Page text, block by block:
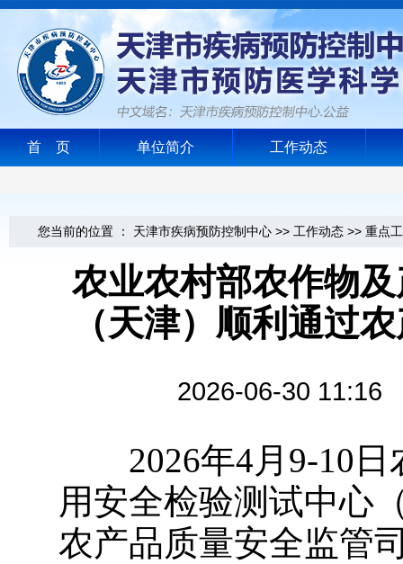
首 页 单位简介 工作动态
您当前的位置 ： 天津市疾病预防控制中心 >> 工作动态 >> 重点
农业农村部农作物
（天津）顺利通过
2026-06-30
2026年4月9-10日
用安全检验测试中心
农产品质量安全监管